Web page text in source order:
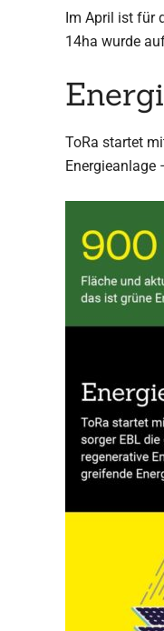
Im April ist für
14ha wurde
ToRa startet
Energieanlage